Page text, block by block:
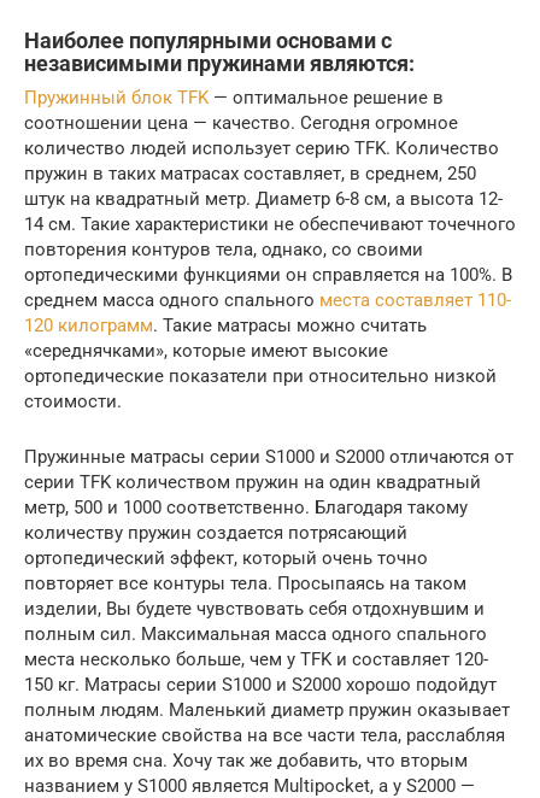
Наиболее популярными основами с
независимыми пружинами являются:
Пружинный блок TFK — оптимальное решение в
соотношении цена — качество. Сегодня огромное
количество людей использует серию TFK. Количество
пружин в таких матрасах составляет, в среднем, 250
штук на квадратный метр. Диаметр 6-8 см, а высота 12-
14 см. Такие характеристики не обеспечивают точечного
повторения контуров тела, однако, со своими
ортопедическими функциями он справляется на 100%. В
среднем масса одного спального места составляет 110-
120 килограмм. Такие матрасы можно считать
«середнячками», которые имеют высокие
ортопедические показатели при относительно низкой
стоимости.
Пружинные матрасы серии S1000 и S2000 отличаются от
серии TFK количеством пружин на один квадратный
метр, 500 и 1000 соответственно. Благодаря такому
количеству пружин создается потрясающий
ортопедический эффект, который очень точно
повторяет все контуры тела. Просыпаясь на таком
изделии, Вы будете чувствовать себя отдохнувшим и
полным сил. Максимальная масса одного спального
места несколько больше, чем у TFK и составляет 120-
150 кг. Матрасы серии S1000 и S2000 хорошо подойдут
полным людям. Маленький диаметр пружин оказывает
анатомические свойства на все части тела, расслабляя
их во время сна. Хочу так же добавить, что вторым
названием у S1000 является Multipocket, а у S2000 —